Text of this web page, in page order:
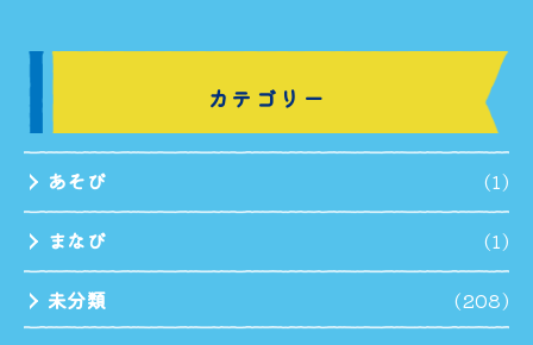
カテゴリー
あそび (1)
まなび (1)
未分類 (208)